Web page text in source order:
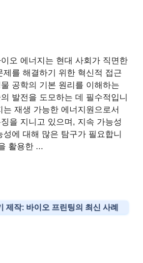
오 에너지는 현대 사회가 직면한
제를 해결하기 위한 혁신적 접근
공학의 기본 원리를 이해하는
발전을 도모하는 데 필수적입니
는 재생 가능한 에너지원으로서
을 지니고 있으며, 지속 가능성
성에 대해 많은 탐구가 필요합니
활용한 ...
제작: 바이오 프린팅의 최신 사례